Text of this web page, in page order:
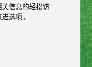
信息的轻松访
选项。